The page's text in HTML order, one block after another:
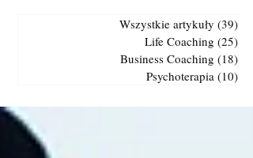
Wszystkie artykuły (39)
Life Coaching (25)
Business Coaching (18)
Psychoterapia (10)